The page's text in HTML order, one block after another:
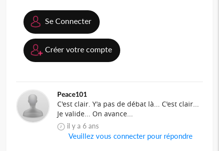
Se Connecter
Créer votre compte
Peace101
C'est clair. Y'a pas de débat là... C'est clair...
Je valide... On avance...
il y a 6 ans
Veuillez vous connecter pour répondre